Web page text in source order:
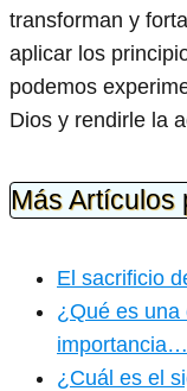
transforman y
aplicar los
podemos
Dios y rendirle la
Más Artículos
El sacrificio
¿Qué es una
importancia…
¿Cuál es el